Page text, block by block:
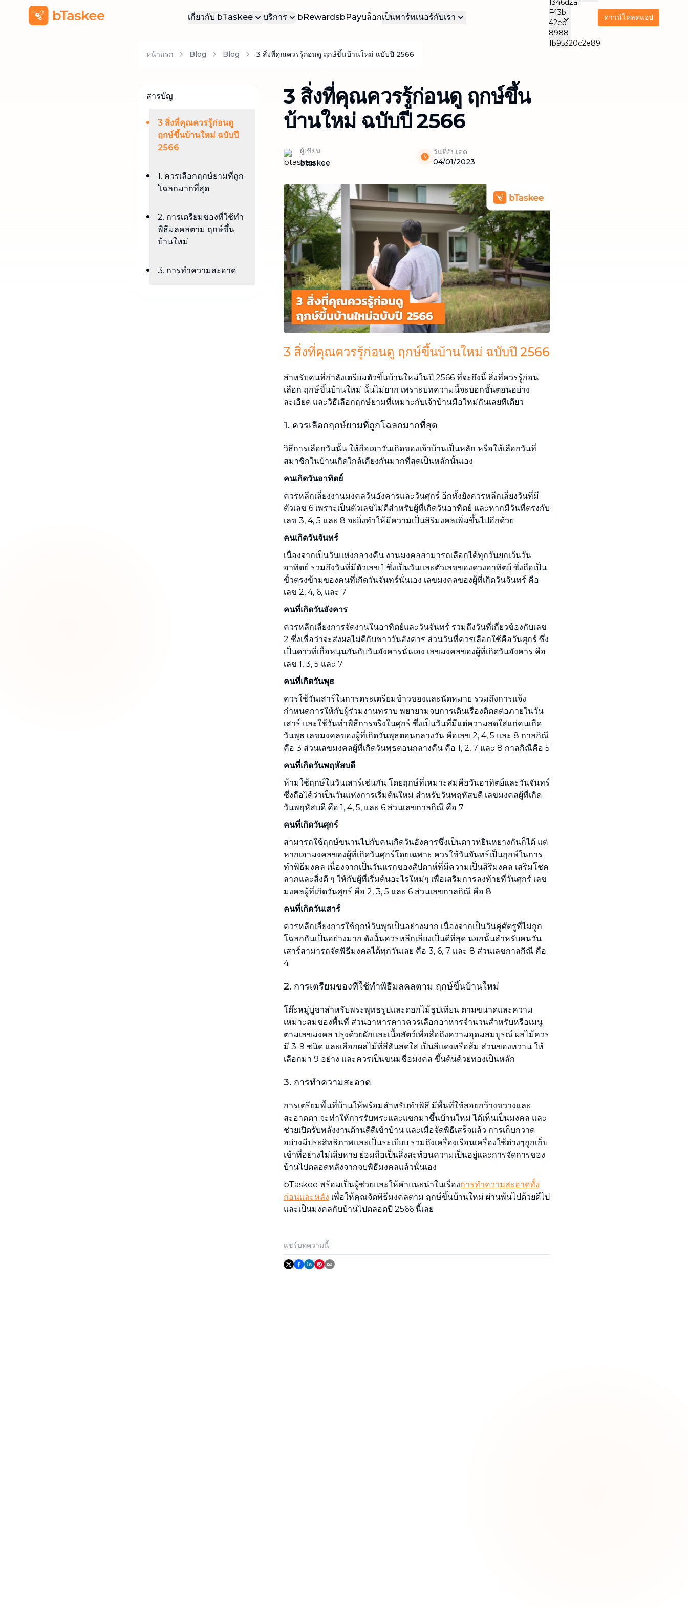
เกี่ยวกับ bTaskee
สมัครงาน
บริการ
บริการยอดนิยม
ทำความสะอาดบ้าน (ตามต้องการ)
บริการทำความสะอาดบ้าน เรียกใช้ได้ทันที
ตามความต้องการของคุณ
บริการทำความสะอาดบ้านเป็นประจำทุก
เดือน ดูแลความสะอาดอย่างต่อเนื่อง
ทำความสะอาดบ้านอย่างละเอียดทุกซอกทุก
มุม
ทำความสะอาดโซฟา ผ้าม่าน ที่นอน พรม
กำจดคราบสกปรกทุกชนิดบนโซฟา ที่นอน
ผ้าม่าน พรม
ดูแลผู้สูงอายุ NEW
bRewardsbPayบล็อกเป็นพาร์ทเนอร์กับเรา ดาวน์โหลดแอป
หน้าแรก Blog Blog 3 สิ่งที่คุณควรรู้ก่อนดู ฤกษ์ขึ้นบ้านใหม่ ฉบับปี 2566
สารบัญ
3 สิ่งที่คุณควรรู้ก่อนดู
ฤกษ์ขึ้นบ้านใหม่ ฉบับปี
2566
1. ควรเลือกฤกษ์ยามที่ถูก
โฉลกมากที่สุด
2. การเตรียมของที่ใช้ทำ
พิธีมลคลตาม ฤกษ์ขึ้น
บ้านใหม่
3. การทำความสะอาด
3 สิ่งที่คุณควรรู้ก่อนดู ฤกษ์ขึ้น
บ้านใหม่ ฉบับปี 2566
ผู้เขียน
btaskee
วันที่อัปเดต
04/01/2023
3 สิ่งที่คุณควรรู้ก่อนดู ฤกษ์ขึ้นบ้านใหม่ ฉบับปี 2566
สำหรับคนที่กำลังเตรียมตัวขึ้นบ้านใหม่ในปี 2566 ที่จะถึงนี้ สิ่งที่ควรรู้ก่อน
เลือก ฤกษ์ขึ้นบ้านใหม่ นั้นไม่ยาก เพราะบทความนี้จะบอกขั้นตอนอย่าง
ละเอียด และวิธีเลือกฤกษ์ยามที่เหมาะกับเจ้าบ้านมือใหม่กันเลยทีเดียว
1. ควรเลือกฤกษ์ยามที่ถูกโฉลกมากที่สุด
วิธีการเลือกวันนั้น ให้ถือเอาวันเกิดของเจ้าบ้านเป็นหลัก หรือให้เลือกวันที่
สมาชิกในบ้านเกิดใกล้เคียงกันมากที่สุดเป็นหลักนั้นเอง
คนเกิดวันอาทิตย์
ควรหลีกเลี่ยงงานมงคลวันอังคารและวันศุกร์ อีกทั้งยังควรหลีกเลี่ยงวันที่มี
ตัวเลข 6 เพราะเป็นตัวเลขไม่ดีสำหรับผู้ที่เกิดวันอาทิตย์ และหากมีวันที่ตรงกับ
เลข 3, 4, 5 และ 8 จะยิ่งทำให้มีความเป็นสิริมงคลเพิ่มขึ้นไปอีกด้วย
คนเกิดวันจันทร์
เนื่องจากเป็นวันแห่งกลางคืน งานมงคลสามารถเลือกได้ทุกวันยกเว้นวัน
อาทิตย์ รวมถึงวันที่มีตัวเลข 1 ซึ่งเป็นวันและตัวเลขของดวงอาทิตย์ ซึ่งถือเป็น
ขั้วตรงข้ามของคนที่เกิดวันจันทร์นั่นเอง เลขมงคลของผู้ที่เกิดวันจันทร์ คือ
เลข 2, 4, 6, และ 7
คนที่เกิดวันอังคาร
ควรหลีกเลี่ยงการจัดงานในอาทิตย์และวันจันทร์ รวมถึงวันที่เกี่ยวข้องกับเลข
2 ซึ่งเชื่อว่าจะส่งผลไม่ดีกับชาววันอังคาร ส่วนวันที่ควรเลือกใช้คือวันศุกร์ ซึ่ง
เป็นดาวที่เกื้อหนุนกันกับวันอังคารนั่นเอง เลขมงคลของผู้ที่เกิดวันอังคาร คือ
เลข 1, 3, 5 และ 7
คนที่เกิดวันพุธ
ควรใช้วันเสาร์ในการตระเตรียมข้าวของและนัดหมาย รวมถึงการแจ้ง
กำหนดการให้กับผู้ร่วมงานทราบ พยายามจบการเดินเรื่องติตดต่อภายในวัน
เสาร์ และใช้วันทำพิธีการจริงในศุกร์ ซึ่งเป็นวันที่มีแต่ความสดใสแก่คนเกิด
วันพุธ เลขมงคลของผู้ที่เกิดวันพุธตอนกลางวัน คือเลข 2, 4, 5 และ 8 กาลกิณี
คือ 3 ส่วนเลขมงคลผู้ที่เกิดวันพุธตอนกลางคืน คือ 1, 2, 7 และ 8 กาลกิณีคือ 5
คนที่เกิดวันพฤหัสบดี
ห้ามใช้ฤกษ์ในวันเสาร์เช่นกัน โดยฤกษ์ที่เหมาะสมคือวันอาทิตย์และวันจันทร์
ซึ่งถือได้ว่าเป็นวันแห่งการเริ่มต้นใหม่ สำหรับวันพฤหัสบดี เลขมงคลผู้ที่เกิด
วันพฤหัสบดี คือ 1, 4, 5, และ 6 ส่วนเลขกาลกิณี คือ 7
คนที่เกิดวันศุกร์
สามารถใช้ฤกษ์ขนานไปกับคนเกิดวันอังคารซึ่งเป็นดาวหยินหยางกันก็ได้ แต่
หากเอามงคลของผู้ที่เกิดวันศุกร์โดยเฉพาะ ควรใช้วันจันทร์เป็นฤกษ์ในการ
ทำพิธีมงคล เนื่องจากเป็นวันแรกของสัปดาห์ที่มีความเป็นสิริมงคล เสริมโชค
ลาภและสิ่งดี ๆ ให้กับผู้ที่เริ่มต้นอะไรใหม่ๆ เพื่อเสริมการลงท้ายที่วันศุกร์ เลข
มงคลผู้ที่เกิดวันศุกร์ คือ 2, 3, 5 และ 6 ส่วนเลขกาลกิณี คือ 8
คนที่เกิดวันเสาร์
ควรหลีกเลี่ยงการใช้ฤกษ์วันพุธเป็นอย่างมาก เนื่องจากเป็นวันคู่ศัตรูที่ไม่ถูก
โฉลกกันเป็นอย่างมาก ดังนั้นควรหลีกเลี่ยงเป็นดีที่สุด นอกนั้นสำหรับคนวัน
เสาร์สามารถจัดพิธีมงคลได้ทุกวันเลย คือ 3, 6, 7 และ 8 ส่วนเลขกาลกิณี คือ
4
2. การเตรียมของที่ใช้ทำพิธีมลคลตาม ฤกษ์ขึ้นบ้านใหม่
โต๊ะหมู่บูชาสำหรับพระพุทธรูปและดอกไม้ธูปเทียน ตามขนาดและความ
เหมาะสมของพื้นที่ ส่วนอาหารคาวควรเลือกอาหารจำนวนสำหรับหรือเมนู
ตามเลขมงคล ปรุงด้วยผักและเนื้อสัตว์เพื่อสื่อถึงความอุดมสมบูรณ์ ผลไม้ควร
มี 3-9 ชนิด และเลือกผลไม้ที่สีสันสดใส เป็นสีแดงหรือส้ม ส่วนของหวาน ให้
เลือกมา 9 อย่าง และควรเป็นขนมชื่อมงคล ขึ้นต้นด้วยทองเป็นหลัก
3. การทำความสะอาด
การเตรียมพื้นที่บ้านให้พร้อมสำหรับทำพิธี มีพื้นที่ใช้สอยกว้างขวางและ
สะอาดตา จะทำให้การรับพระและแขกมาขึ้นบ้านใหม่ ได้เห็นเป็นมงคล และ
ช่วยเปิดรับพลังงานด้านดีดีเข้าบ้าน และเมื่อจัดพิธีเสร็จแล้ว การเก็บกวาด
อย่างมีประสิทธิภาพและเป็นระเบียบ รวมถึงเครื่องเรือนเครื่องใช้ต่างๆถูกเก็บ
เข้าที่อย่างไม่เสียหาย ย่อมถือเป็นสิ่งสะท้อนความเป็นอยู่และการจัดการของ
บ้านไปตลอดหลังจากจบพิธีมงคลแล้วนั่นเอง
bTaskee พร้อมเป็นผู้ช่วยและให้คำแนะนำในเรื่องการทำความสะอาดทั้ง
ก่อนและหลัง เพื่อให้คุณจัดพิธีมงคลตาม ฤกษ์ขึ้นบ้านใหม่ ผ่านพ้นไปด้วยดีไป
และเป็นมงคลกับบ้านไปตลอดปี 2566 นี้เลย
แชร์บทความนี้!